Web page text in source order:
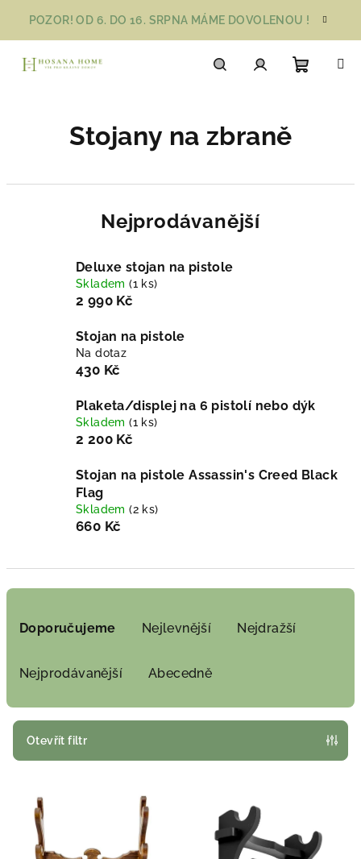
obsah
POZOR! OD 6. DO 16. SRPNA MÁME DOVOLENOU !
Stojany na zbraně
Nejprodávanější
Deluxe stojan na pistole
Skladem(1 ks)
2 990 Kč
Stojan na pistole
Na dotaz
430 Kč
Plaketa/displej na 6 pistolí nebo dýk
Skladem(1 ks)
2 200 Kč
Stojan na pistole Assassin's Creed Black
Flag
Skladem(2 ks)
660 Kč
r
Doporučujeme Nejlevnější Nejdražší
Nejprodávanější Abecedně
Otevřít filtr